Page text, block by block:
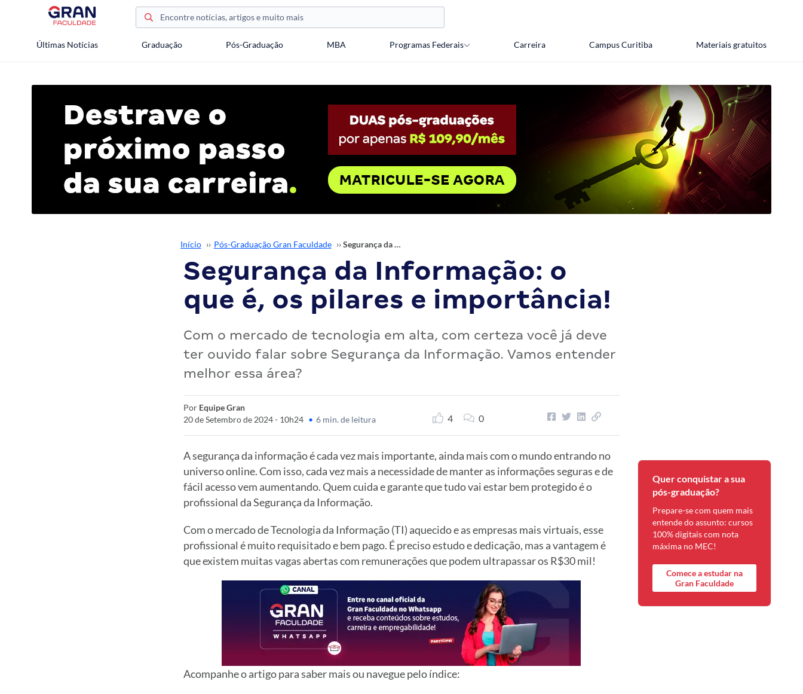
Últimas Notícias Graduação Pós-Graduação MBA Programas Federais Carreira Campus Curitiba Materiais gratuitos
Início ›› Pós-Graduação Gran Faculdade ›› Segurança da Informação: o que é, os pilares e importância!
Segurança da Informação: o
que é, os pilares e importância!
Com o mercado de tecnologia em alta, com certeza você já deve
ter ouvido falar sobre Segurança da Informação. Vamos entender
melhor essa área?
Por Equipe Gran
20 de Setembro de 2024 - 10h24 • 6 min. de leitura 4 0
A segurança da informação é cada vez mais importante, ainda mais com o mundo entrando no
universo online. Com isso, cada vez mais a necessidade de manter as informações seguras e de
fácil acesso vem aumentando. Quem cuida e garante que tudo vai estar bem protegido é o
profissional da Segurança da Informação.
Com o mercado de Tecnologia da Informação (TI) aquecido e as empresas mais virtuais, esse
profissional é muito requisitado e bem pago. É preciso estudo e dedicação, mas a vantagem é
que existem muitas vagas abertas com remunerações que podem ultrapassar os R$30 mil!
Acompanhe o artigo para saber mais ou navegue pelo índice:
Quer conquistar a sua
pós-graduação?
Prepare-se com quem mais
entende do assunto: cursos
100% digitais com nota
máxima no MEC!
Comece a estudar na
Gran Faculdade